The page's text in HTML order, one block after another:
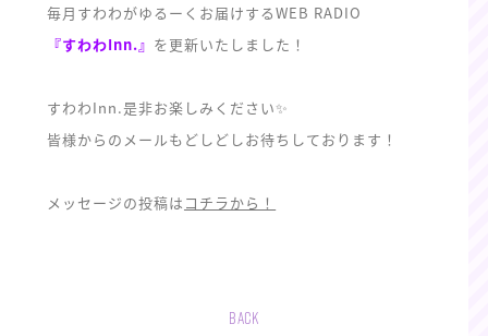
毎月すわわがゆるーくお届けするWEB RADIO
『すわわInn.』 を更新いたしました！
すわわInn.是非お楽しみください✨
皆様からのメールもどしどしお待ちしております！
メッセージの投稿は コチラから！
BACK